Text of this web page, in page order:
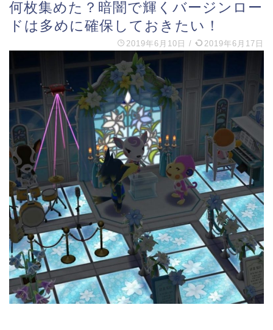
何枚集めた？暗闇で輝くバージンロー
ドは多めに確保しておきたい！
2019年6月10日 / 2019年6月17日